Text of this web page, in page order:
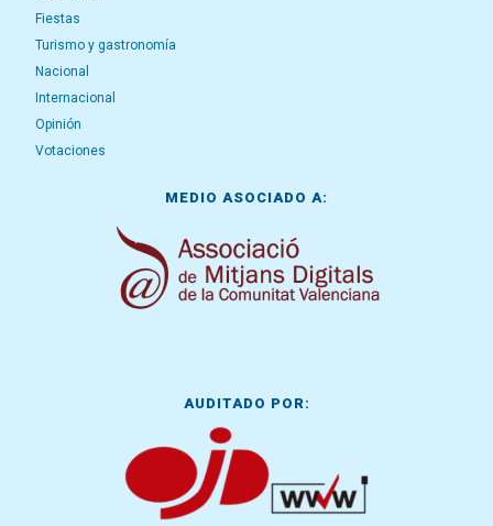
Fiestas
Turismo y gastronomía
Nacional
Internacional
Opinión
Votaciones
MEDIO ASOCIADO A:
AUDITADO POR: